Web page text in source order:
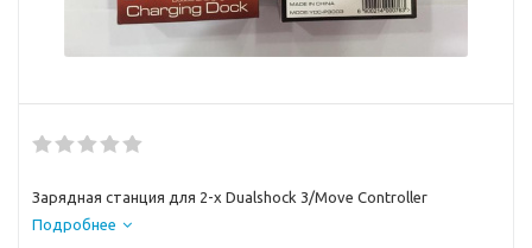
Зарядная станция для 2-х Dualshock 3/Move Controller
Подробнее